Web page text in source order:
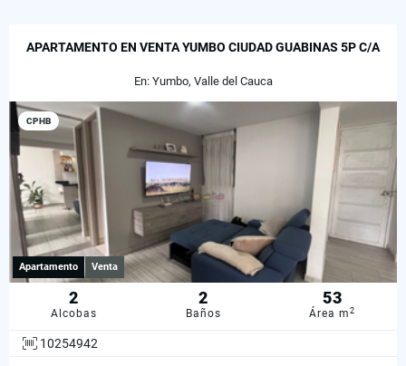
APARTAMENTO EN VENTA YUMBO CIUDAD GUABINAS 5P C/A
En: Yumbo, Valle del Cauca
CPHB
Apartamento Venta
2
Alcobas
2
Baños
53
Área m2
10254942